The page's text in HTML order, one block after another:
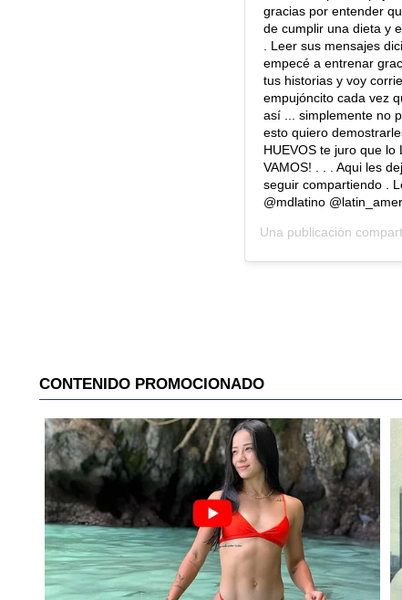
gracias por entender
de cumplir una dieta y
. Leer sus mensajes
empecé a entrenar
tus historias y voy
empujóncito cada vez
así ... simplemente no
esto quiero
HUEVOS te juro que lo
VAMOS! . . . Aqui les
seguir compartiendo .
@mdlatino
Una publicación